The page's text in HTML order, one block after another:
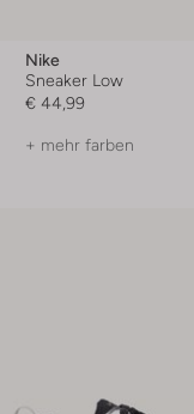
Nike
Sneaker Low
€ 44,99
+ mehr farben